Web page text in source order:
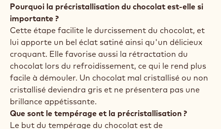
Pourquoi la précristallisation du chocolat est-elle si
importante ?
Cette étape facilite le durcissement du chocolat, et
lui apporte un bel éclat satiné ainsi qu'un délicieux
croquant. Elle favorise aussi la rétractation du
chocolat lors du refroidissement, ce qui le rend plus
facile à démouler. Un chocolat mal cristallisé ou non
cristallisé deviendra gris et ne présentera pas une
brillance appétissante.
Que sont le tempérage et la précristallisation ?
Le but du tempérage du chocolat est de